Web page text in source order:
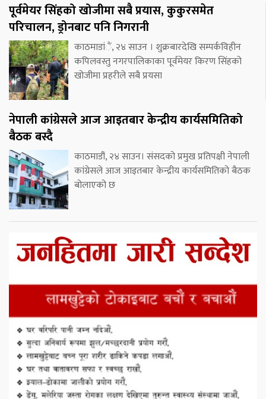
पूर्वमेयर सिंहको खोजीमा सबै प्रयास, कुकुरसमेत
परिचालन, ड्रोनबाट पनि निगरानी
काठमाडांैं, २४ साउन । शुक्रबारदेखि सम्पर्कविहीन
कपिलवस्तु नगरपालिकाका पूर्वमेयर किरण सिंहको
खोजीमा प्रहरीले सबै प्रयसा
नेपाली कांग्रेसले आज आइतबार केन्द्रीय कार्यसमितिको
बैठक बस्दै
काठमाडौं, २४ साउन। संसदको प्रमुख प्रतिपक्षी नेपाली
कांग्रेसले आज आइतबार केन्द्रीय कार्यसमितिको बैठक
बोलाएको छ